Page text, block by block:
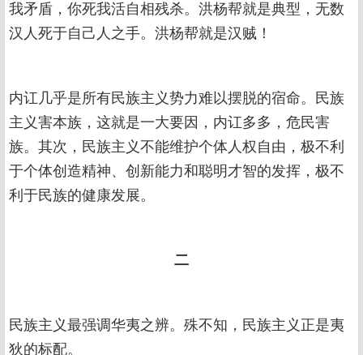
我矛盾，你死我活自相残杀。洪杨帮就是典型，无数
汉人死于自己人之手。洪杨帮就是汉贼！
内讧几乎是所有民族主义势力难以摆脱的宿命。民族
主义害本族，这就是一大要因，内讧多多，危民害
族。其次，民族主义不能维护个体人权自由，极不利
于个体创造精神、创新能力和聪明才智的发挥，极不
利于民族的健康发展。
二
民族主义最强调华夷之辨。殊不知，民族主义正是夷
狄的标配。